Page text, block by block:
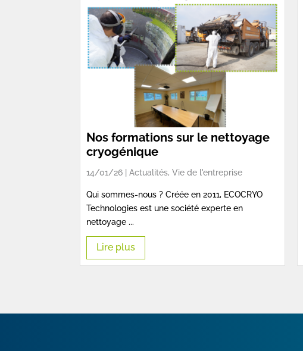
Nos formations sur le nettoyage
cryogénique
14/01/26 |Actualités, Vie de l'entreprise
Qui sommes-nous ? Créée en 2011, ECOCRYO
Technologies est une société experte en
nettoyage ...
Lire plus